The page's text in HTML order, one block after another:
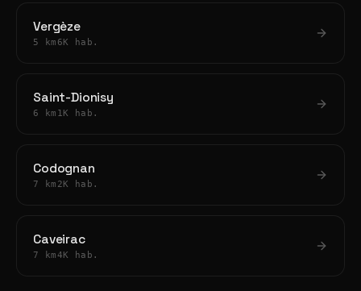
Vergèze
5 km 6K hab.
Saint-Dionisy
6 km 1K hab.
Codognan
7 km 2K hab.
Caveirac
7 km4K hab.